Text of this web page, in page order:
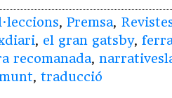
, Premsa,
, el gran gatsby,
recomanada,
, traducció